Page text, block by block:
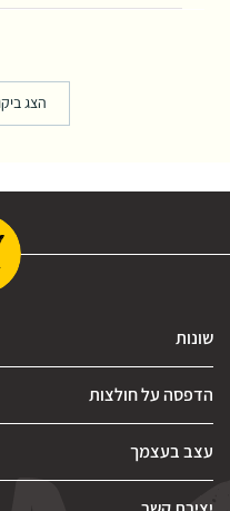
הצג
שונות
הדפסה על חולצות
עצב בעצמך